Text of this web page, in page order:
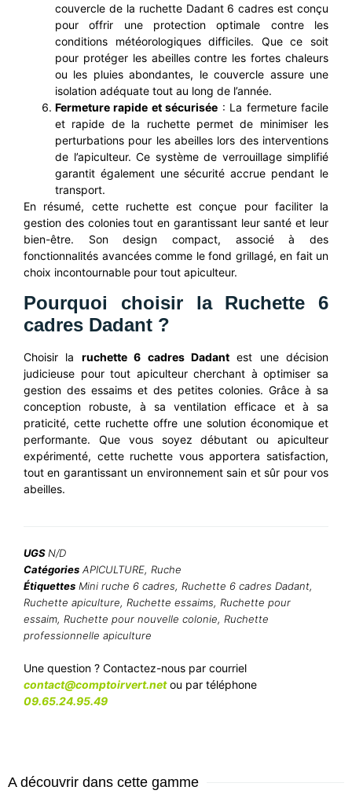
couvercle de la ruchette Dadant 6 cadres est conçu
pour offrir une protection optimale contre les
conditions météorologiques difficiles. Que ce soit
pour protéger les abeilles contre les fortes chaleurs
ou les pluies abondantes, le couvercle assure une
isolation adéquate tout au long de l’année.
Fermeture rapide et sécurisée : La fermeture facile
et rapide de la ruchette permet de minimiser les
perturbations pour les abeilles lors des interventions
de l’apiculteur. Ce système de verrouillage simplifié
garantit également une sécurité accrue pendant le
transport.
En résumé, cette ruchette est conçue pour faciliter la
gestion des colonies tout en garantissant leur santé et leur
bien-être. Son design compact, associé à des
fonctionnalités avancées comme le fond grillagé, en fait un
choix incontournable pour tout apiculteur.
Pourquoi choisir la Ruchette 6
cadres Dadant ?
Choisir la ruchette 6 cadres Dadantest une décision
judicieuse pour tout apiculteur cherchant à optimiser sa
gestion des essaims et des petites colonies. Grâce à sa
conception robuste, à sa ventilation efficace et à sa
praticité, cette ruchette offre une solution économique et
performante. Que vous soyez débutant ou apiculteur
expérimenté, cette ruchette vous apportera satisfaction,
tout en garantissant un environnement sain et sûr pour vos
abeilles.
UGSN/D
Catégories APICULTURE, Ruche
Étiquettes Mini ruche 6 cadres, Ruchette 6 cadres Dadant,
Ruchette apiculture, Ruchette essaims, Ruchette pour
essaim, Ruchette pour nouvelle colonie, Ruchette
professionnelle apiculture
Une question ? Contactez-nous par courriel
contact@comptoirvert.netou par téléphone
09.65.24.95.49
A découvrir dans cette gamme